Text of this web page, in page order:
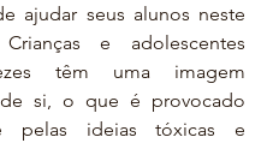
ajudar seus alunos neste
e adolescentes
têm uma imagem
si, o que é provocado
pelas ideias tóxicas e